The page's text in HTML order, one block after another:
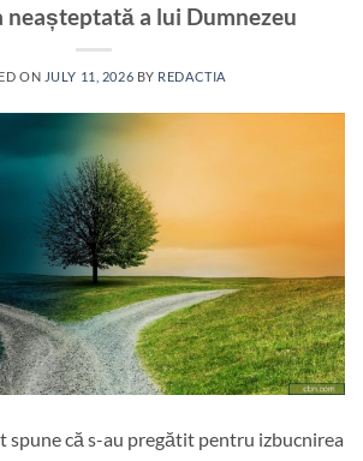
neașteptată a lui Dumnezeu
ON JULY 11, 2026 BY REDACTIA
spune că s-au pregătit pentru izbucnirea